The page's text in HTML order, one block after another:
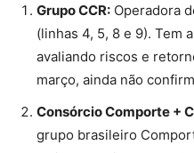
Grupo CCR: Operadora
(linhas 4, 5, 8 e 9). Tem
avaliando riscos e
março, ainda não
Consórcio Comporte +
grupo brasileiro